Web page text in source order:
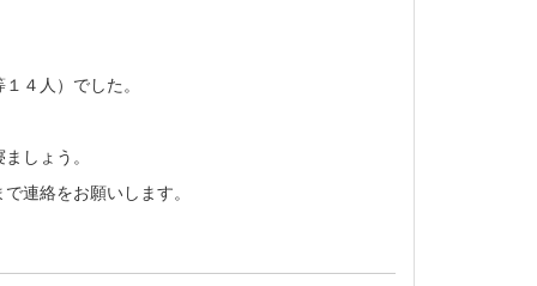
４人）でした。
しょう。
連絡をお願いします。